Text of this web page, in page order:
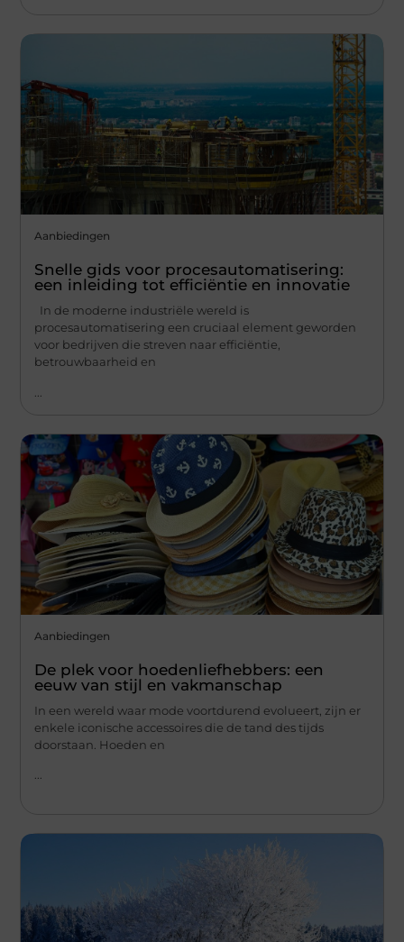
Aanbiedingen
Snelle gids voor procesautomatisering:
een inleiding tot efficiëntie en innovatie
In de moderne industriële wereld is
procesautomatisering een cruciaal element geworden
voor bedrijven die streven naar efficiëntie,
betrouwbaarheid en
Aanbiedingen
De plek voor hoedenliefhebbers: een
eeuw van stijl en vakmanschap
In een wereld waar mode voortdurend evolueert, zijn er
enkele iconische accessoires die de tand des tijds
doorstaan. Hoeden en